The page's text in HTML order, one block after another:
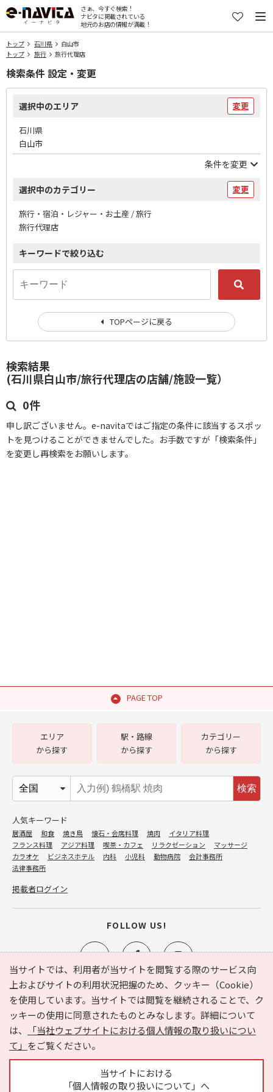
さぁ、今すぐ検索！
ナビタに掲載されている
地元のお店の情報が満載！
トップ 石川県
白山市
トップ
旅行 旅行代理店
検索結果
(石川県白山市/旅行代理店の店舗/施設一覧）
0件
申し訳ございません。e-navitaではご指定の条件に該当するスポッ
トを見つけることができませんでした。お手数ですが「検索条件」
を変更し再検索をお願いします。
検索条件 設定・変更
選択中のエリア 変更
石川県
白山市
条件を変更
選択中のカテゴリー 変更
旅行・宿泊・レジャー・お土産 / 旅行
旅行代理店
キーワードで絞り込む
TOPページに戻る
PAGE TOP
当サイトでは、利用者が当サイトを閲覧する際のサービス向
上およびサイトの利用状況把握のため、クッキー（Cookie）
を使用しています。当サイトでは閲覧を継続されることで、ク
ッキーの使用に同意されたものとみなします。詳細について
は、
「当社ウェブサイトにおける個人情報の取り扱いについ
て」 をご覧ください。
当サイトにおける
「個人情報の取り扱いについて」へ
e-NAVITA（イーナビタ）とは？ お気に入り
ヘルプ
利用規約
個人情報の取り扱いについて
運営会社
サイトマップ
広告掲載に関するお問い合わせ
エリア
から探す
駅・路線
から探す
カテゴリー
から探す
検索
人気キーワード
居酒屋 和食 焼き鳥 懐石・会席料理 焼肉
イタリア料理
フランス料理
アジア料理 喫茶・カフェ リラクゼーション
マッサージ
カラオケ
ビジネスホテル 内科 小児科 動物病院
会計事務所
法律事務所
掲載者ログイン
FOLLOW US!